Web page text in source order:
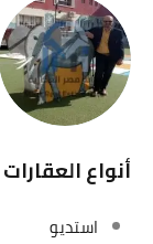
أنواع العقارات
استديو